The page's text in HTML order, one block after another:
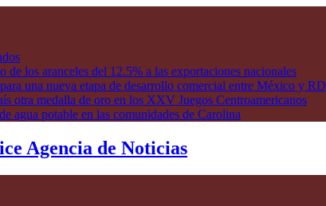
los aranceles del 12.5% a las exportaciones nacionales
una nueva etapa de desarrollo comercial entre México y RD
otra medalla de oro en los XXV Juegos Centroamericanos
agua potable en las comunidades de Carolina
Agencia de Noticias